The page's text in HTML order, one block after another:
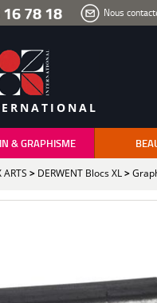
78 18 Nous
& GRAPHISME
ARTS > DERWENT Blocs XL>